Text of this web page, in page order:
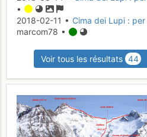
•
2018-02-11 • Cima dei Lupi : per
marcom78 •
Voir tous les résultats 44